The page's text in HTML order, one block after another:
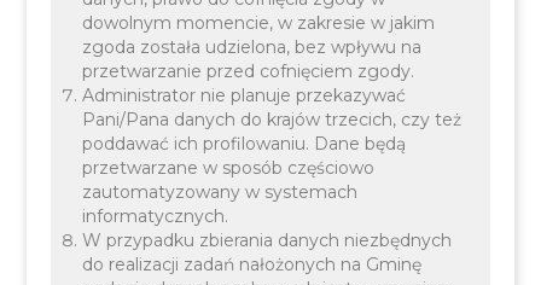
dowolnym momencie, w zakresie w jakim
zgoda została udzielona, bez wpływu na
przetwarzanie przed cofnięciem zgody.
Administrator nie planuje przekazywać
Pani/Pana danych do krajów trzecich, czy też
poddawać ich profilowaniu. Dane będą
przetwarzane w sposób częściowo
zautomatyzowany w systemach
informatycznych.
W przypadku zbierania danych niezbędnych
do realizacji zadań nałożonych na Gminę